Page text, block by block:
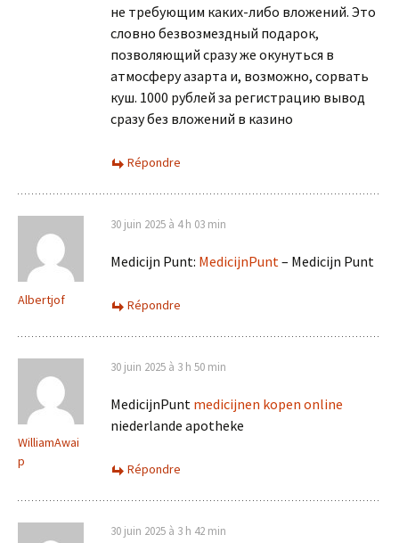
не требующим каких-либо вложений. Это
словно безвозмездный подарок,
позволяющий сразу же окунуться в
атмосферу азарта и, возможно, сорвать
куш. 1000 рублей за регистрацию вывод
сразу без вложений в казино
Répondre
Albertjof
30 juin 2025 à 4 h 03 min
Medicijn Punt: MedicijnPunt– Medicijn Punt
Répondre
WilliamAwai
p
30 juin 2025 à 3 h 50 min
MedicijnPunt medicijnen kopen online
niederlande apotheke
Répondre
30 juin 2025 à 3 h 42 min